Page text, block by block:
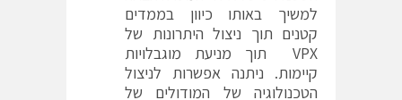
למשיך באותו כיוון בממדים
קטנים תוך ניצול היתרונות של
VPX תוך מניעת מוגבלויות
קיימות. ניתנה אפשרות לניצול
הטכנולוגיה של המודולים של